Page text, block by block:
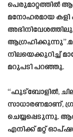
പെരുമാറ്റത്തിൽ
മനോഹരമായ കളി
നിലയെക്കുറിച്ച്
മറുപടി പറഞ്ഞു.
“ഫുട്ബോളിൽ,
സാധാരണമാണ്,
ചെയ്യപ്പെടുന്നു.
എനിക്ക് മറ്റ്